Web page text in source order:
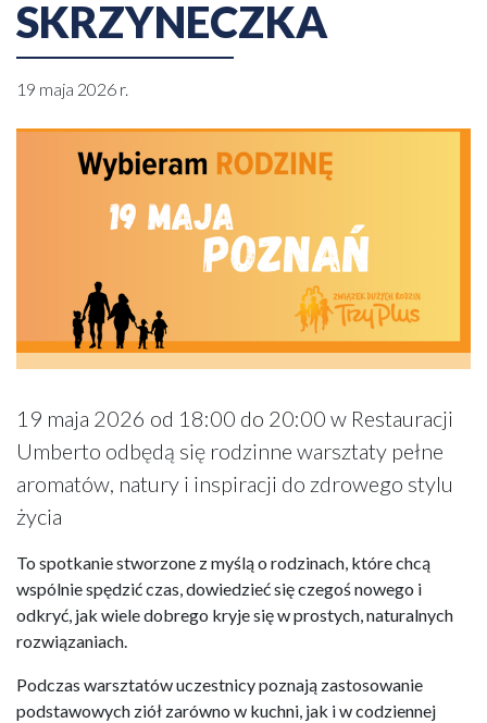
SKRZYNECZKA
19 maja 2026 r.
19 maja 2026 od 18:00 do 20:00 w Restauracji
Umberto odbędą się rodzinne warsztaty pełne
aromatów, natury i inspiracji do zdrowego stylu
życia
To spotkanie stworzone z myślą o rodzinach, które chcą
wspólnie spędzić czas, dowiedzieć się czegoś nowego i
odkryć, jak wiele dobrego kryje się w prostych, naturalnych
rozwiązaniach.
Podczas warsztatów uczestnicy poznają zastosowanie
podstawowych ziół zarówno w kuchni, jak i w codziennej